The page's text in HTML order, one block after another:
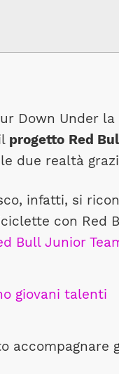
Down Under
progetto Red
due realtà
infatti, si
con Red
Bull Junior